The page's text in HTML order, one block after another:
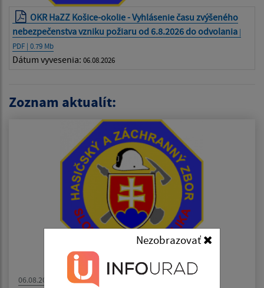
Nezobrazovať
OKR HaZZ Košice-okolie - Vyhlásenie času zvýšeného
nebezpečenstva vzniku požiaru od 6.8.2026 do odvolania |
PDF | 0.79 Mb
Dátum vyvesenia: 06.08.2026
Zoznam aktualít:
06.08.2026